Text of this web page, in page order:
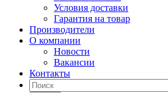
Условия доставки
Гарантия на товар
Производители
О компании
Новости
Вакансии
Контакты